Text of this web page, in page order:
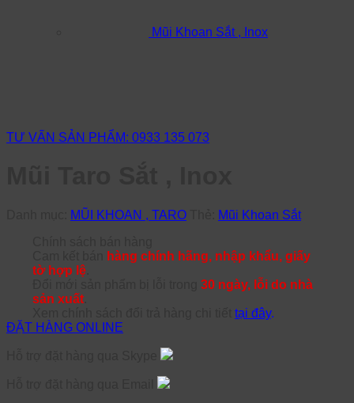
Mũi Khoan Sắt , Inox
TƯ VẤN SẢN PHẨM: 0933 135 073
MŨI KHOAN , TARO
Mũi Khoan Sắt
hàng chính hãng, nhập khẩu, giấy
tờ hợp lệ
30 ngày, lỗi do nhà
sản xuất
tại đây.
ĐẶT HÀNG ONLINE